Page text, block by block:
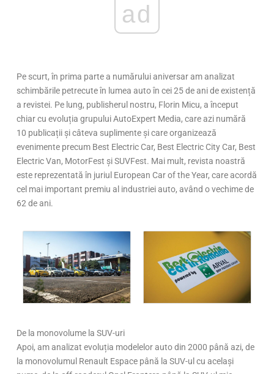
ad
Pe scurt, în prima parte a numărului aniversar am analizat
schimbările petrecute în lumea auto în cei 25 de ani de existență
a revistei. Pe lung, publisherul nostru, Florin Micu, a început
chiar cu evoluția grupului AutoExpert Media, care azi numără
10 publicații și câteva suplimente și care organizează
evenimente precum Best Electric Car, Best Electric City Car, Best
Electric Van, MotorFest și SUVFest. Mai mult, revista noastră
este reprezentată în juriul European Car of the Year, care acordă
cel mai important premiu al industriei auto, având o vechime de
62 de ani.
De la monovolume la SUV-uri
Apoi, am analizat evoluția modelelor auto din 2000 până azi, de
la monovolumul Renault Espace până la SUV-ul cu același